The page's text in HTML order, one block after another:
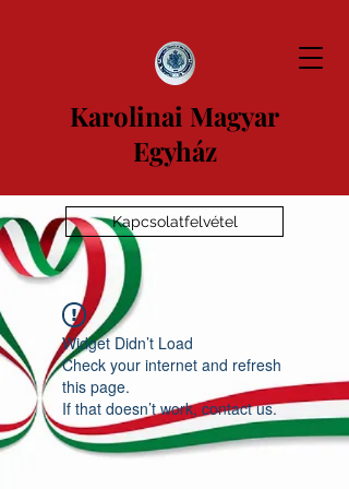
Karolinai Magyar
Egyház
Kapcsolatfelvétel
Widget Didn’t Load
Check your internet and refresh
this page.
If that doesn’t work, contact us.